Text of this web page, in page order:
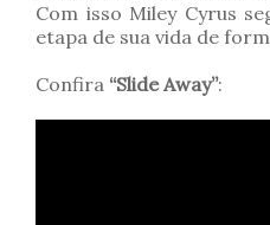
Com isso Miley Cyrus
etapa de sua vida de
Confira “Slide Away”: